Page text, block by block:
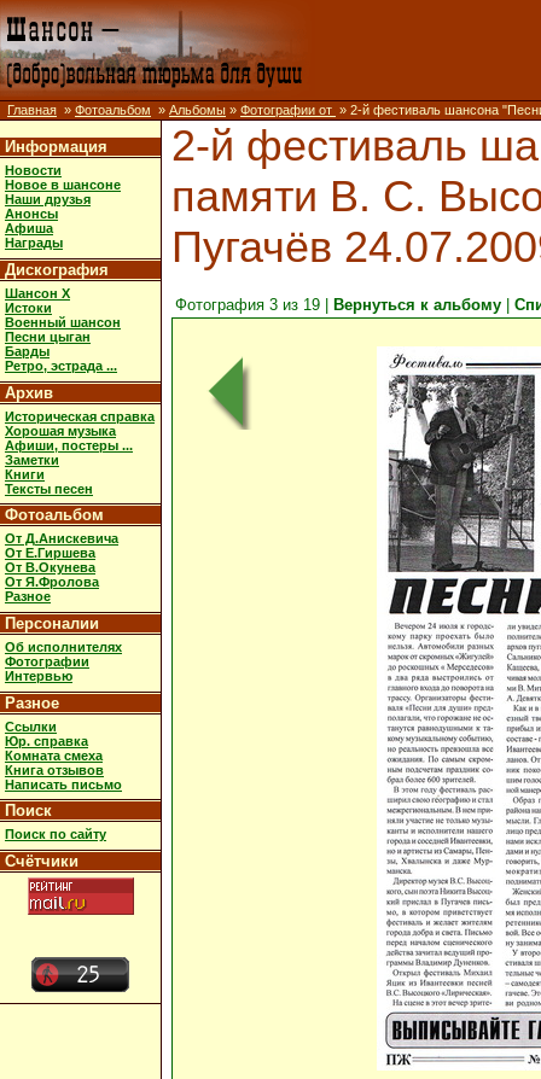
Главная » Фотоальбом » Альбомы » Фотографии от » 2-й фестиваль шансона
Информация
Новости
Новое в шансоне
Наши друзья
Анонсы
Афиша
Награды
Дискография
Шансон X
Истоки
Военный шансон
Песни цыган
Барды
Ретро, эстрада ...
Архив
Историческая справка
Хорошая музыка
Афиши, постеры ...
Заметки
Книги
Тексты песен
Фотоальбом
От Д.Анискевича
От Е.Гиршева
От В.Окунева
От Я.Фролова
Разное
Персоналии
Об исполнителях
Фотографии
Интервью
Разное
Ссылки
Юр. справка
Комната смеха
Книга отзывов
Написать письмо
Поиск
Поиск по сайту
Счётчики
2-й фестиваль
памяти В. С.
Пугачёв
Фотография 3 из 19 | Вернуться к альбому